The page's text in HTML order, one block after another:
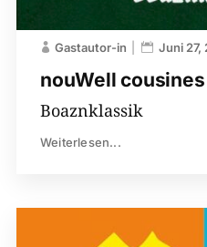
nouWell cousines
Gastautor-in Juni 27,
Boaznklassik
Weiterlesen...